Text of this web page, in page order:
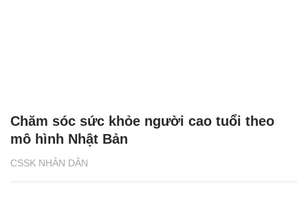
CSSK NHÂN DÂN
Chăm sóc sức khỏe người cao tuổi theo
mô hình Nhật Bản